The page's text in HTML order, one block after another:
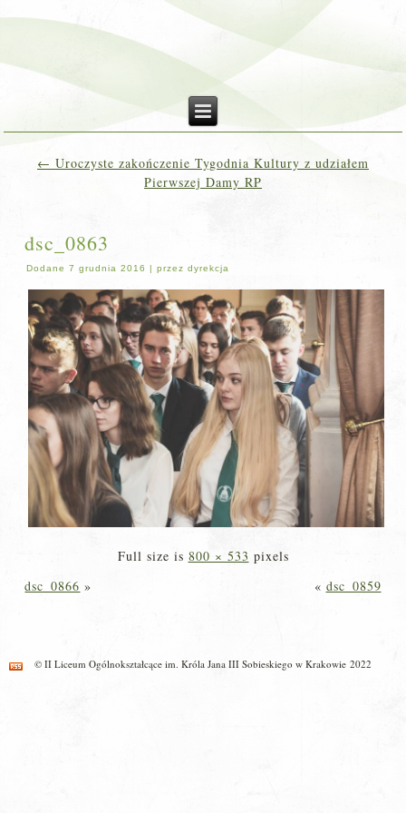
← Uroczyste zakończenie Tygodnia Kultury z udziałem
Pierwszej Damy RP
dsc_0863
Dodane 7 grudnia 2016 |przez dyrekcja
Full size is 800 × 533 pixels
dsc_0866 » « dsc_0859
© II Liceum Ogólnokształcące im. Króla Jana III Sobieskiego w Krakowie 2022